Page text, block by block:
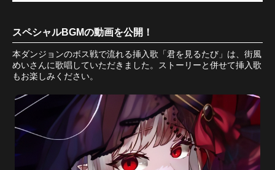
スペシャルBGMの動画を公開！
本ダンジョンのボス戦で流れる挿入歌「君を見るたび」は、街風
めいさんに歌唱していただきました。ストーリーと併せて挿入歌
もお楽しみください。